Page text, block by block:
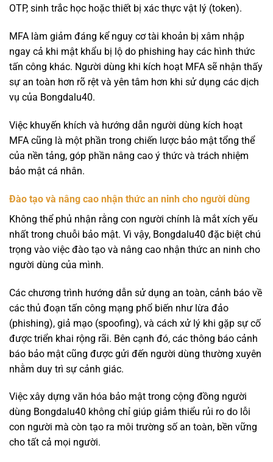
OTP, sinh trắc học hoặc thiết bị xác thực vật lý (token).
MFA làm giảm đáng kể nguy cơ tài khoản bị xâm nhập
ngay cả khi mật khẩu bị lộ do phishing hay các hình thức
tấn công khác. Người dùng khi kích hoạt MFA sẽ nhận thấy
sự an toàn hơn rõ rệt và yên tâm hơn khi sử dụng các dịch
vụ của Bongdalu40.
Việc khuyến khích và hướng dẫn người dùng kích hoạt
MFA cũng là một phần trong chiến lược bảo mật tổng thể
của nền tảng, góp phần nâng cao ý thức và trách nhiệm
bảo mật cá nhân.
Đào tạo và nâng cao nhận thức an ninh cho người dùng
Không thể phủ nhận rằng con người chính là mắt xích yếu
nhất trong chuỗi bảo mật. Vì vậy, Bongdalu40 đặc biệt chú
trọng vào việc đào tạo và nâng cao nhận thức an ninh cho
người dùng của mình.
Các chương trình hướng dẫn sử dụng an toàn, cảnh báo về
các thủ đoạn tấn công mạng phổ biến như lừa đảo
(phishing), giả mạo (spoofing), và cách xử lý khi gặp sự cố
được triển khai rộng rãi. Bên cạnh đó, các thông báo cảnh
báo bảo mật cũng được gửi đến người dùng thường xuyên
nhằm duy trì sự cảnh giác.
Việc xây dựng văn hóa bảo mật trong cộng đồng người
dùng Bongdalu40 không chỉ giúp giảm thiểu rủi ro do lỗi
con người mà còn tạo ra môi trường số an toàn, bền vững
cho tất cả mọi người.